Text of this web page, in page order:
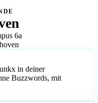
6a
in deiner
Buzzwords, mit